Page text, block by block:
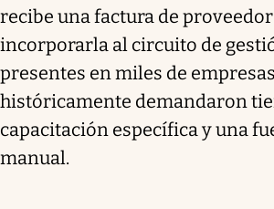
recibe una factura de
incorporarla al circuito de
presentes en miles de
históricamente demandaron
capacitación específica y una
manual.